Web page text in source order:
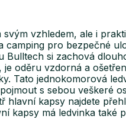
vzhledem, ale i
camping pro bezpečné
Bulltech si zachová
oděru vzdorná a
Tato jednokomorová
s sebou veškeré
hlavní kapsy najdete
kapsy má ledvinka také